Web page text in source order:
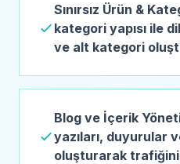
Sınırsız Ürün &
kategori yapısı ile
ve alt kategori
Blog ve İçerik
yazıları, duyurular
oluşturarak